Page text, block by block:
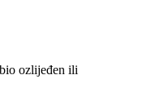
ozlijeđen ili